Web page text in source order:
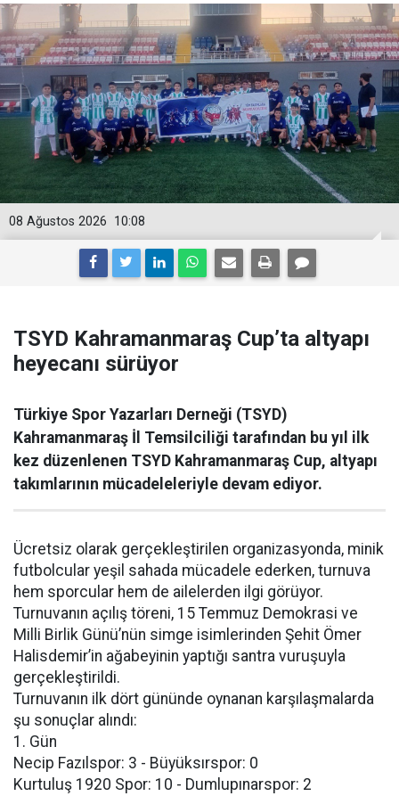
10:08
08 Ağustos 2026
TSYD Kahramanmaraş Cup’ta altyapı
heyecanı sürüyor
Türkiye Spor Yazarları Derneği (TSYD)
Kahramanmaraş İl Temsilciliği tarafından bu yıl ilk
kez düzenlenen TSYD Kahramanmaraş Cup, altyapı
takımlarının mücadeleleriyle devam ediyor.
Ücretsiz olarak gerçekleştirilen organizasyonda, minik
futbolcular yeşil sahada mücadele ederken, turnuva
hem sporcular hem de ailelerden ilgi görüyor.
Turnuvanın açılış töreni, 15 Temmuz Demokrasi ve
Milli Birlik Günü’nün simge isimlerinden Şehit Ömer
Halisdemir’in ağabeyinin yaptığı santra vuruşuyla
gerçekleştirildi.
Turnuvanın ilk dört gününde oynanan karşılaşmalarda
şu sonuçlar alındı:
1. Gün
Necip Fazılspor: 3 - Büyüksırspor: 0
Kurtuluş 1920 Spor: 10 - Dumlupınarspor: 2